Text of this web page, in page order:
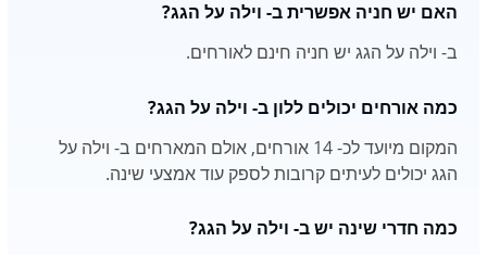
האם יש חניה אפשרית ב- וילה על הגג?
ב- וילה על הגג יש חניה חינם לאורחים.
כמה אורחים יכולים ללון ב- וילה על הגג?
המקום מיועד לכ- 14 אורחים, אולם המארחים ב- וילה על
הגג יכולים לעיתים קרובות לספק עוד אמצעי שינה.
כמה חדרי שינה יש ב- וילה על הגג?